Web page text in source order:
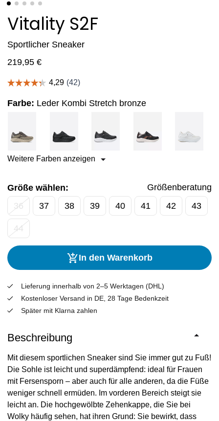
Vitality S2F
Sportlicher Sneaker
219,95 €
Farbe: Leder Kombi Stretch bronze
Weitere Farben anzeigen
Größe wählen:
Größenberatung
36
37 38 39 40 41 42 43
44
In den Warenkorb
Lieferung innerhalb von 2–5 Werktagen (DHL)
Kostenloser Versand in DE, 28 Tage Bedenkzeit
Später mit Klarna zahlen
Beschreibung
Mit diesem sportlichen Sneaker sind Sie immer gut zu Fuß!
Die Sohle ist leicht und superdämpfend: ideal für Frauen
mit Fersensporn – aber auch für alle anderen, da die Füße
weniger schnell ermüden. Im vorderen Bereich steigt sie
leicht an. Die hochgewölbte Zehenkappe, die Sie bei
Wolky häufig sehen, hat ihren Grund: Sie bewirkt, dass